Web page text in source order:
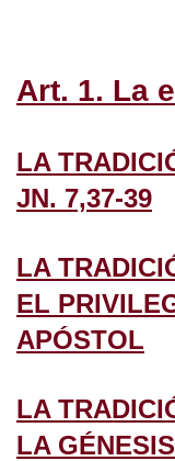
Art. 1. La
LA
JN. 7,37-39
LA
EL
APÓSTOL
LA
LA GÉNESIS